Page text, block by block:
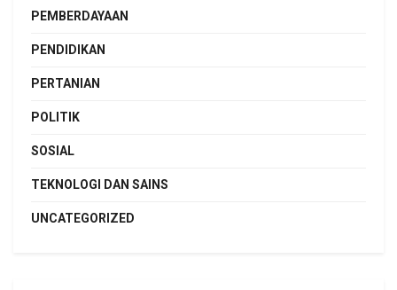
PEMBERDAYAAN
PENDIDIKAN
PERTANIAN
POLITIK
SOSIAL
TEKNOLOGI DAN SAINS
UNCATEGORIZED